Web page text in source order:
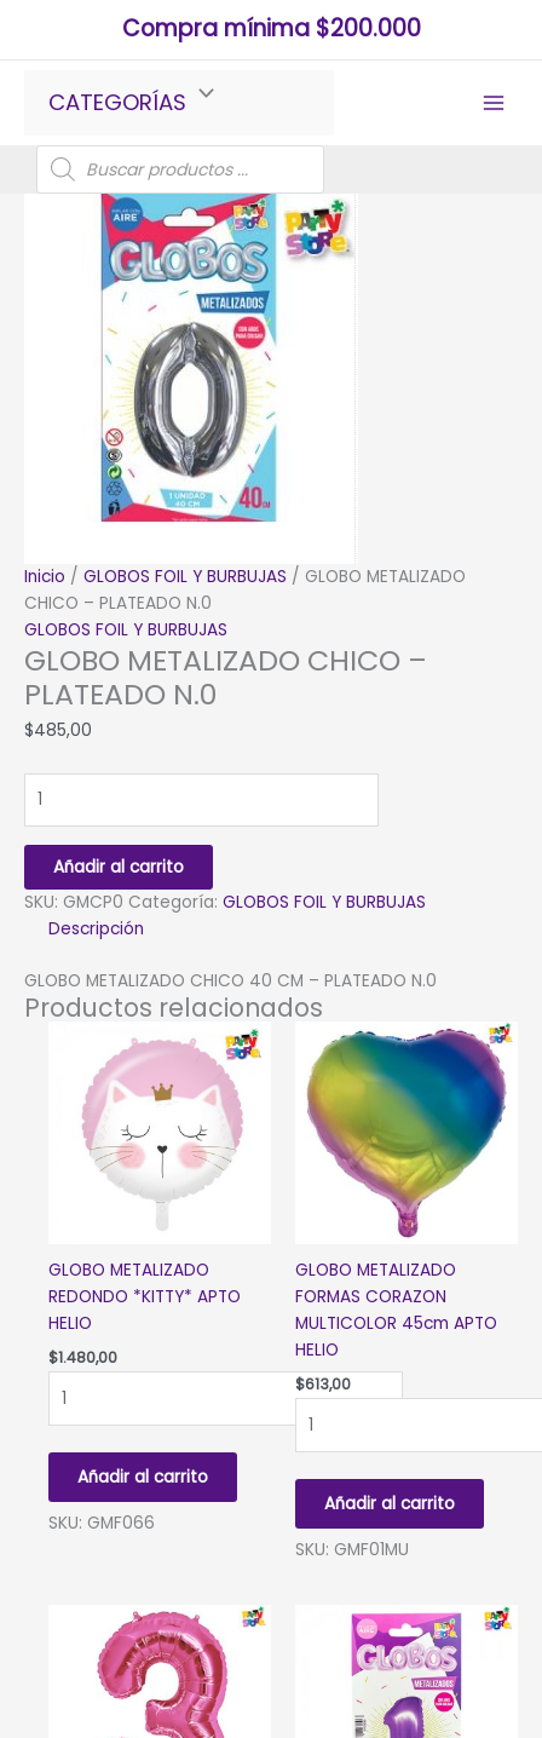
contenido
Compra mínima $200.000
CATEGORÍAS
Búsqueda
de
productos
Inicio / GLOBOS FOIL Y BURBUJAS / GLOBO METALIZADO
CHICO – PLATEADO N.0
GLOBOS FOIL Y BURBUJAS
GLOBO METALIZADO CHICO –
PLATEADO N.0
$485,00
METALIZADO
PLATEADO
Añadir al carrito
SKU: GMCP0 Categoría: GLOBOS FOIL Y BURBUJAS
Descripción
GLOBO METALIZADO CHICO 40 CM – PLATEADO N.0
Productos relacionados
GLOBO METALIZADO
REDONDO *KITTY* APTO
HELIO
$1.480,00
METALIZADO
APTO
HELIO
Añadir al carrito
SKU: GMF066
GLOBO METALIZADO
FORMAS CORAZON
MULTICOLOR 45cm APTO
HELIO
$613,00
METALIZADO
CORAZON
MULTICOLOR
45cm
cantidad
Añadir al carrito
SKU: GMF01MU